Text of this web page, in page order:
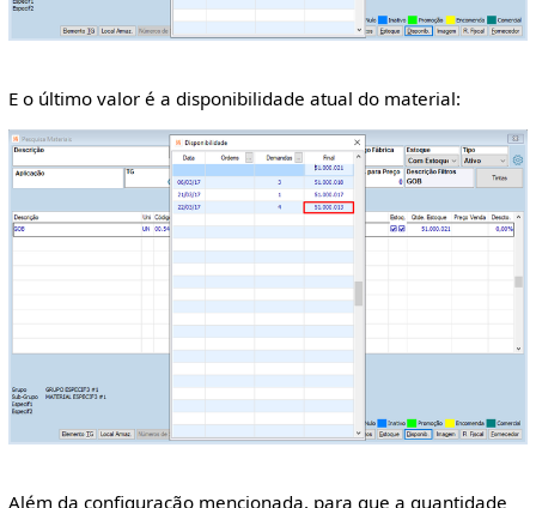
E o último valor é a disponibilidade atual do material:
Além da configuração mencionada, para que a quantidade